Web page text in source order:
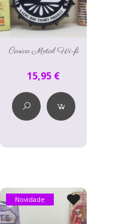
Carica Metal Wi-fi
15,95 €
Novidade